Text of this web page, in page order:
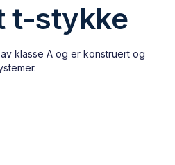
t-stykke
klasse A og er konstruert og